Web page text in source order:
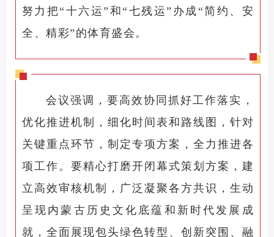
努力把“十六运”和“七残运”办成“简约、安
全、精彩”的体育盛会。
会议强调，要高效协同抓好工作落实，
优化推进机制，细化时间表和路线图，针对
关键重点环节，制定专项方案，全力推进各
项工作。要精心打磨开闭幕式策划方案，建
立高效审核机制，广泛凝聚各方共识，生动
呈现内蒙古历史文化底蕴和新时代发展成
就，全面展现包头绿色转型、创新突围、融